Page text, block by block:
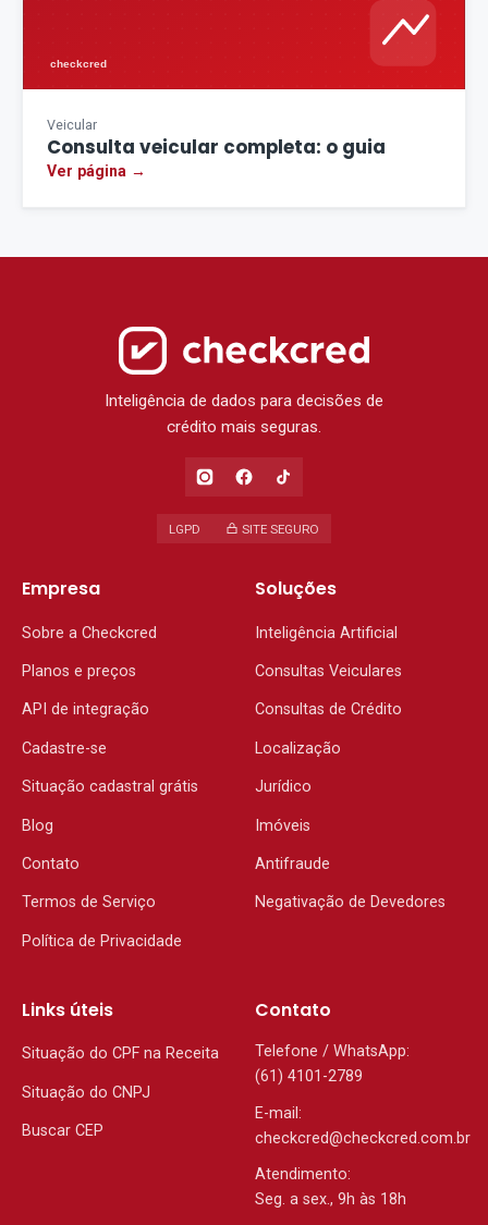
Veicular
Consulta veicular completa: o guia
Ver página →
Inteligência de dados para decisões de
crédito mais seguras.
LGPD SITE SEGURO
Soluções
Inteligência Artificial
Consultas Veiculares
Consultas de Crédito
Localização
Jurídico
Imóveis
Antifraude
Negativação de Devedores
Empresa
Sobre a Checkcred
Planos e preços
API de integração
Cadastre-se
Situação cadastral grátis
Blog
Contato
Termos de Serviço
Política de Privacidade
Links úteis
Situação do CPF na Receita
Situação do CNPJ
Buscar CEP
Contato
Telefone / WhatsApp:
(61) 4101-2789
E-mail:
checkcred@checkcred.com.br
Atendimento:
Seg. a sex., 9h às 18h